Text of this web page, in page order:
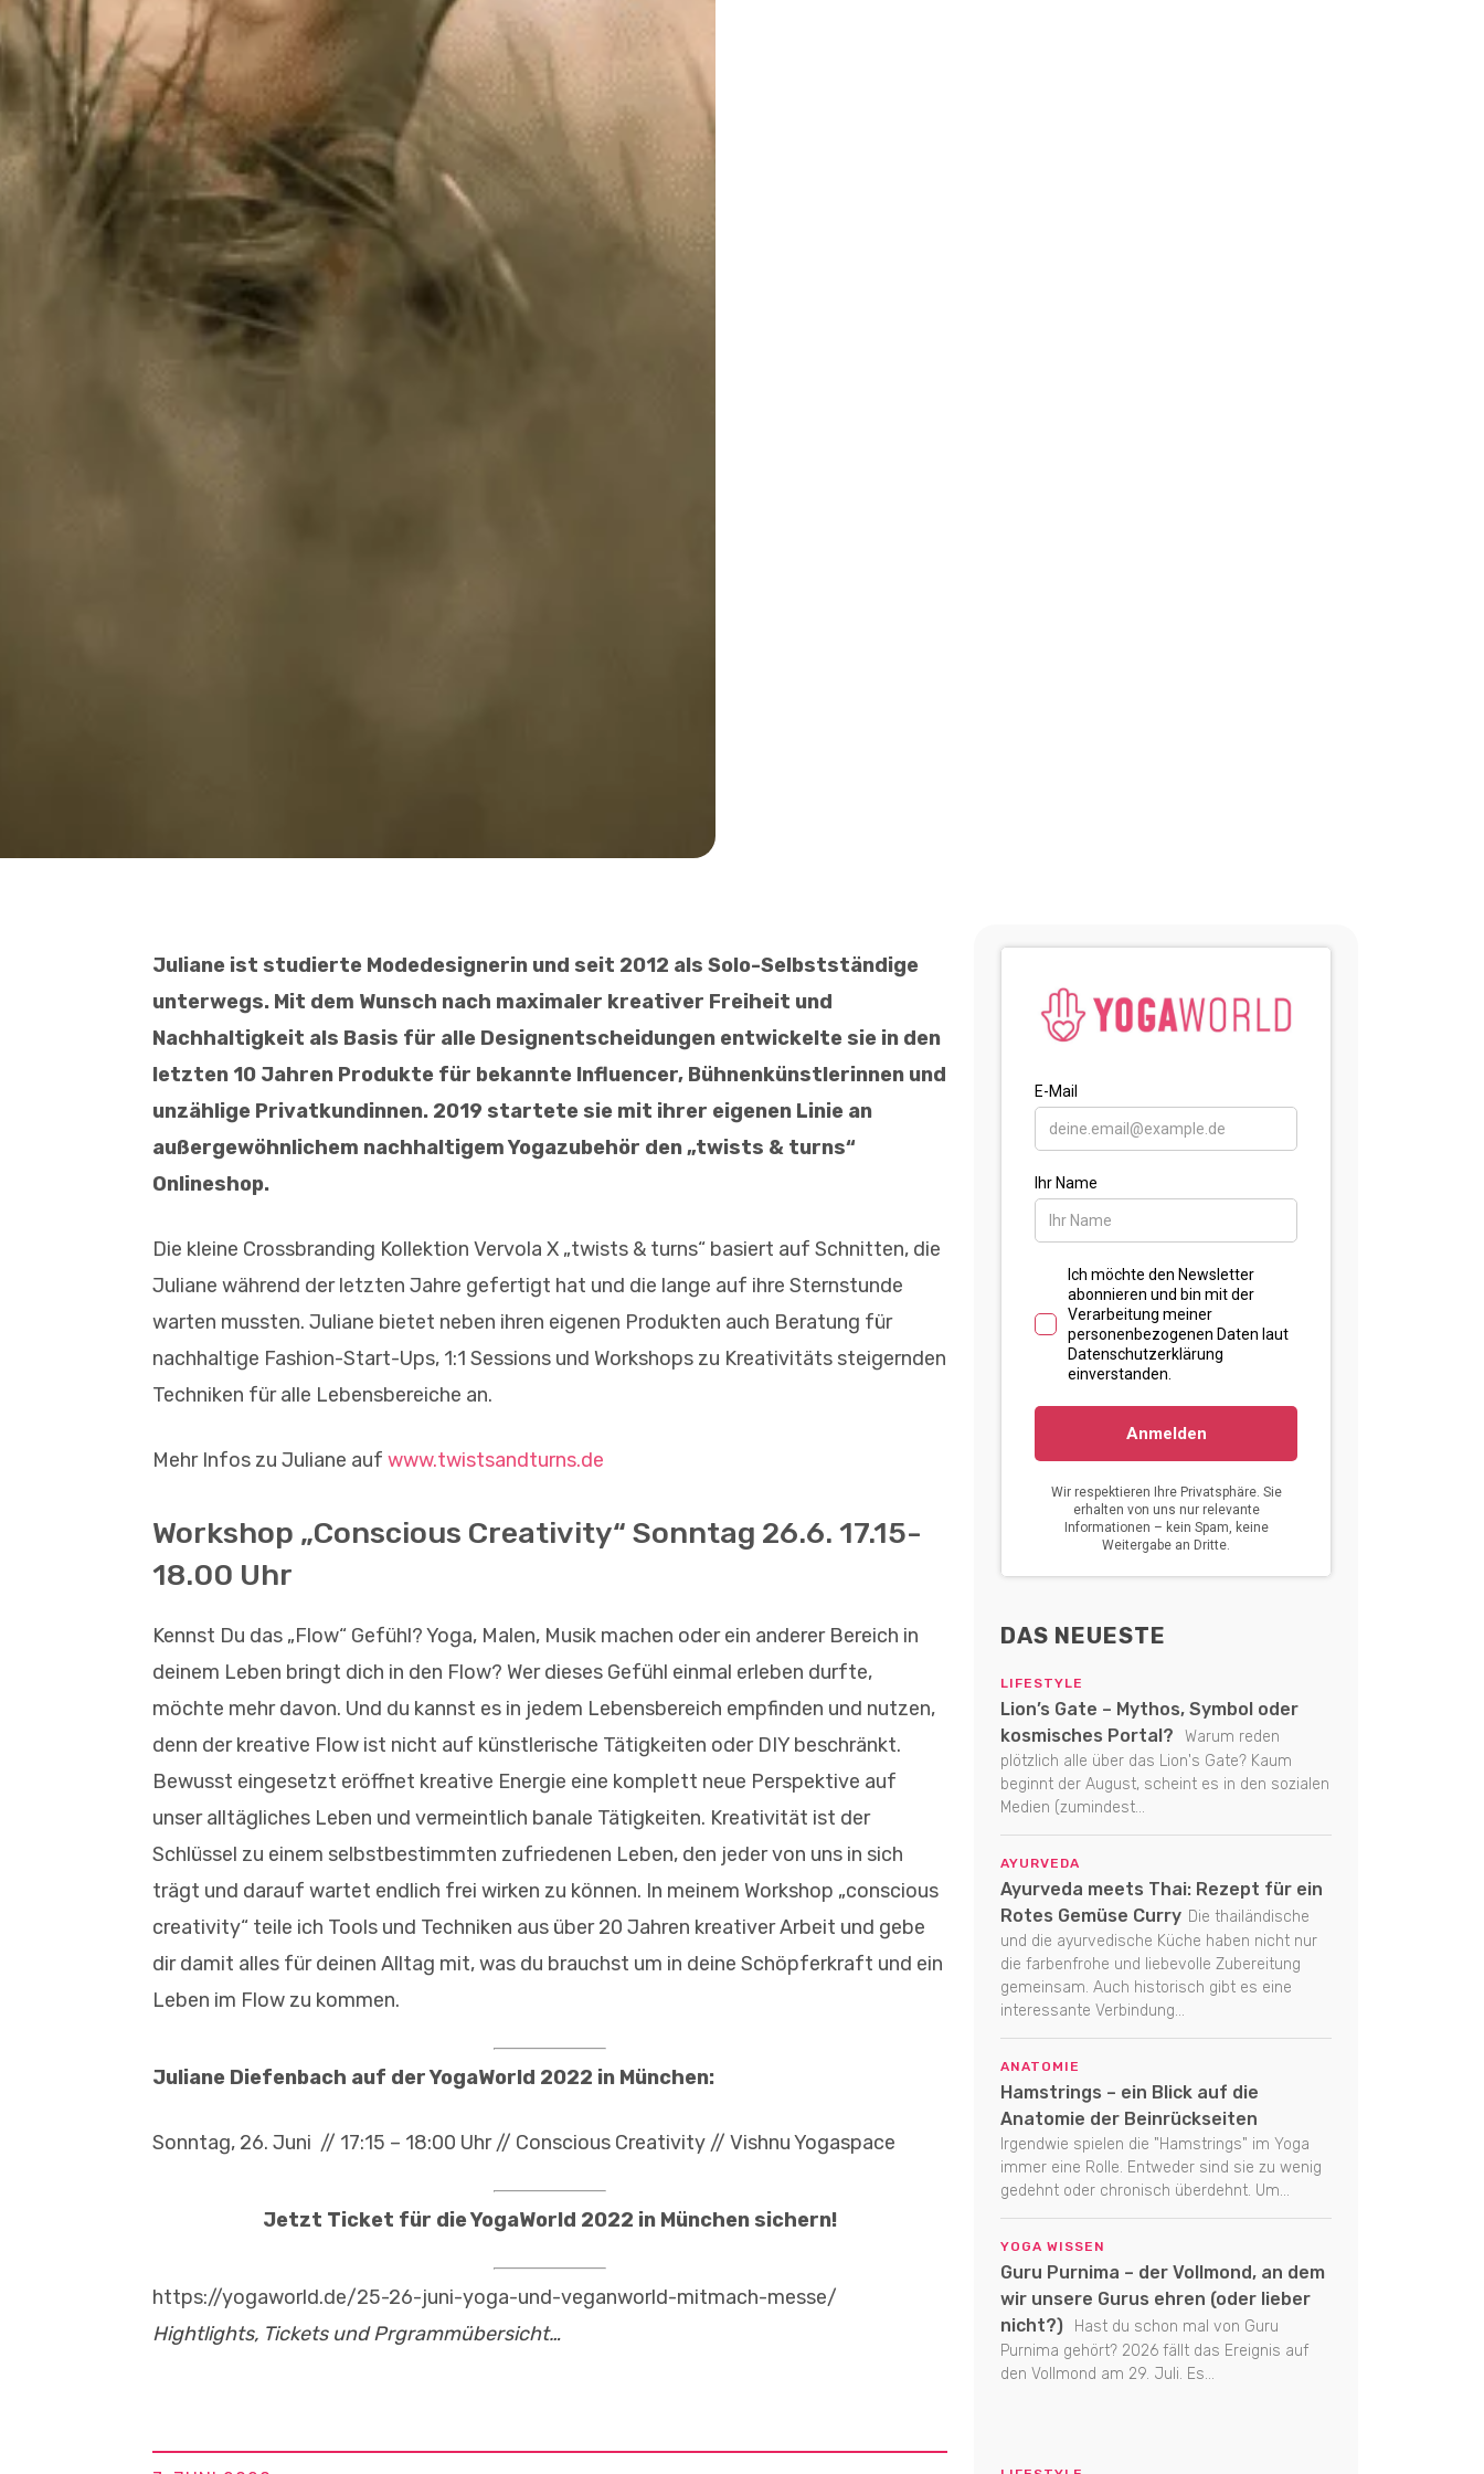
Juliane ist studierte Modedesignerin und seit 2012 als Solo-Selbstständige
unterwegs. Mit dem Wunsch nach maximaler kreativer Freiheit und
Nachhaltigkeit als Basis für alle Designentscheidungen entwickelte sie in den
letzten 10 Jahren Produkte für bekannte Influencer, Bühnenkünstlerinnen und
unzählige Privatkundinnen. 2019 startete sie mit ihrer eigenen Linie an
außergewöhnlichem nachhaltigem Yogazubehör den „twists & turns“
Onlineshop.
Die kleine Crossbranding Kollektion Vervola X „twists & turns“ basiert auf Schnitten, die
Juliane während der letzten Jahre gefertigt hat und die lange auf ihre Sternstunde
warten mussten. Juliane bietet neben ihren eigenen Produkten auch Beratung für
nachhaltige Fashion-Start-Ups, 1:1 Sessions und Workshops zu Kreativitäts steigernden
Techniken für alle Lebensbereiche an.
Mehr Infos zu Juliane auf www.twistsandturns.de
Workshop „Conscious Creativity“ Sonntag 26.6. 17.15-
18.00 Uhr
Kennst Du das „Flow“ Gefühl? Yoga, Malen, Musik machen oder ein anderer Bereich in
deinem Leben bringt dich in den Flow? Wer dieses Gefühl einmal erleben durfte,
möchte mehr davon. Und du kannst es in jedem Lebensbereich empfinden und nutzen,
denn der kreative Flow ist nicht auf künstlerische Tätigkeiten oder DIY beschränkt.
Bewusst eingesetzt eröffnet kreative Energie eine komplett neue Perspektive auf
unser alltägliches Leben und vermeintlich banale Tätigkeiten. Kreativität ist der
Schlüssel zu einem selbstbestimmten zufriedenen Leben, den jeder von uns in sich
trägt und darauf wartet endlich frei wirken zu können. In meinem Workshop „conscious
creativity“ teile ich Tools und Techniken aus über 20 Jahren kreativer Arbeit und gebe
dir damit alles für deinen Alltag mit, was du brauchst um in deine Schöpferkraft und ein
Leben im Flow zu kommen.
Juliane Diefenbach auf der YogaWorld 2022 in München:
Sonntag, 26. Juni // 17:15 – 18:00 Uhr // Conscious Creativity // Vishnu Yogaspace
Jetzt Ticket für die YogaWorld 2022 in München sichern!
https://yogaworld.de/25-26-juni-yoga-und-veganworld-mitmach-messe/
Hightlights, Tickets und Prgrammübersicht…
DAS NEUESTE
LIFESTYLE
Lion’s Gate – Mythos, Symbol oder
kosmisches Portal?
Warum reden
plötzlich alle über das Lion's Gate? Kaum
beginnt der August, scheint es in den sozialen
Medien (zumindest...
AYURVEDA
Ayurveda meets Thai: Rezept für ein
Rotes Gemüse Curry Die thailändische
und die ayurvedische Küche haben nicht nur
die farbenfrohe und liebevolle Zubereitung
gemeinsam. Auch historisch gibt es eine
interessante Verbindung...
ANATOMIE
Hamstrings – ein Blick auf die
Anatomie der Beinrückseiten
Irgendwie spielen die "Hamstrings" im Yoga
immer eine Rolle. Entweder sind sie zu wenig
gedehnt oder chronisch überdehnt. Um...
YOGA WISSEN
Guru Purnima – der Vollmond, an dem
wir unsere Gurus ehren (oder lieber
nicht?)
Hast du schon mal von Guru
Purnima gehört? 2026 fällt das Ereignis auf
den Vollmond am 29. Juli. Es...